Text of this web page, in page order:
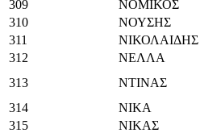
309
ΝΟΜΙΚΟΣ
310
ΝΟΥΣΗΣ
311
ΝΙΚΟΛΑΙΔΗΣ
312
ΝΕΛΛΑ
313
ΝΤΙΝΑΣ
314
ΝΙΚΑ
315
ΝΙΚΑΣ